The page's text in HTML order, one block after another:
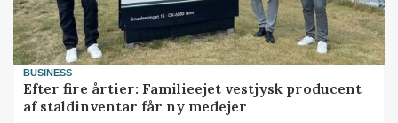
BUSINESS
Efter fire årtier: Familieejet vestjysk producent
af staldinventar får ny medejer